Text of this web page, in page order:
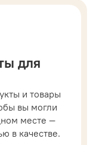
для
и товары
вы могли
месте —
в качестве.